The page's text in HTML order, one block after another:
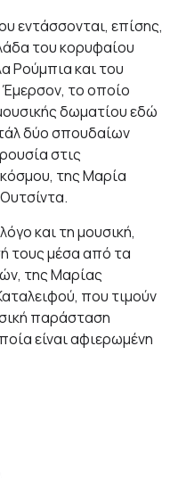
εντάσσονται, επίσης,
του κορυφαίου
Ρούμπια και του
το οποίο
δωματίου εδώ
δύο σπουδαίων
στις
της Μαρία
και τη μουσική,
τους μέσα από τα
της Μαρίας
που τιμούν
παράσταση
είναι αφιερωμένη